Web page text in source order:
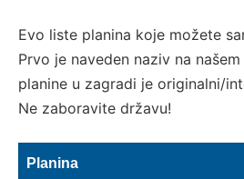
Evo liste planina koje možete
Prvo je naveden naziv na
planine u zagradi je originalni/
Ne zaboravite državu!
Planina